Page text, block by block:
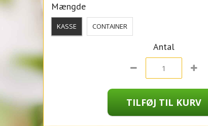
Mængde
KASSE CONTAINER
Antal